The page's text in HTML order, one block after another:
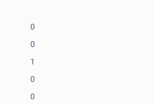
0
0
1
0
0